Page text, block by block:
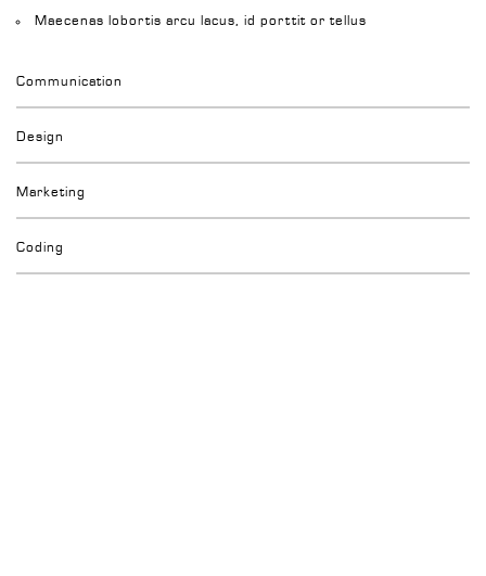
Maecenas lobortis arcu lacus, id porttit or tellus
Communication
Design
Marketing
Coding